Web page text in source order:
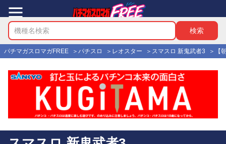
パチマガスロマガFREE パチスロ レオスター スマスロ 新鬼武者3 【